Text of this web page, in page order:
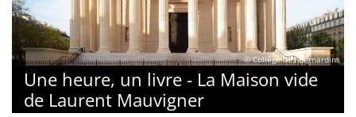
© Collège des Bernardins
Une heure, un livre - La Maison vide
de Laurent Mauvigner